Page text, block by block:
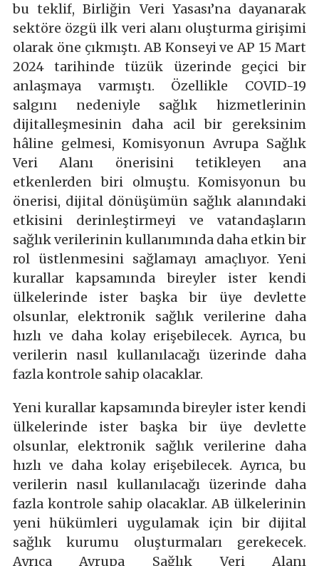
bu teklif, Birliğin Veri Yasası’na dayanarak
sektöre özgü ilk veri alanı oluşturma girişimi
olarak öne çıkmıştı. AB Konseyi ve AP 15 Mart
2024 tarihinde tüzük üzerinde geçici bir
anlaşmaya varmıştı. Özellikle COVID-19
salgını nedeniyle sağlık hizmetlerinin
dijitalleşmesinin daha acil bir gereksinim
hâline gelmesi, Komisyonun Avrupa Sağlık
Veri Alanı önerisini tetikleyen ana
etkenlerden biri olmuştu. Komisyonun bu
önerisi, dijital dönüşümün sağlık alanındaki
etkisini derinleştirmeyi ve vatandaşların
sağlık verilerinin kullanımında daha etkin bir
rol üstlenmesini sağlamayı amaçlıyor. Yeni
kurallar kapsamında bireyler ister kendi
ülkelerinde ister başka bir üye devlette
olsunlar, elektronik sağlık verilerine daha
hızlı ve daha kolay erişebilecek. Ayrıca, bu
verilerin nasıl kullanılacağı üzerinde daha
fazla kontrole sahip olacaklar.
Yeni kurallar kapsamında bireyler ister kendi
ülkelerinde ister başka bir üye devlette
olsunlar, elektronik sağlık verilerine daha
hızlı ve daha kolay erişebilecek. Ayrıca, bu
verilerin nasıl kullanılacağı üzerinde daha
fazla kontrole sahip olacaklar. AB ülkelerinin
yeni hükümleri uygulamak için bir dijital
sağlık kurumu oluşturmaları gerekecek.
Ayrıca Avrupa Sağlık Veri Alanı